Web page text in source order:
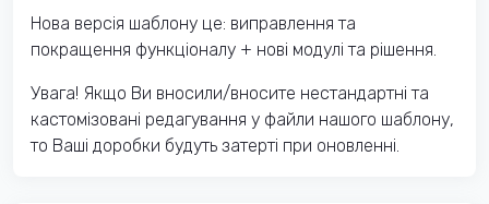
Нова версія шаблону це: виправлення та
покращення функціоналу + нові модулі та рішення.
Увага! Якщо Ви вносили/вносите нестандартні та
кастомізовані редагування у файли нашого шаблону,
то Ваші доробки будуть затерті при оновленні.